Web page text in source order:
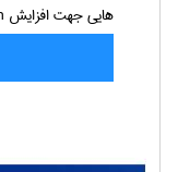
هایی جهت افزایش citation مقاله ارائه می گردد.